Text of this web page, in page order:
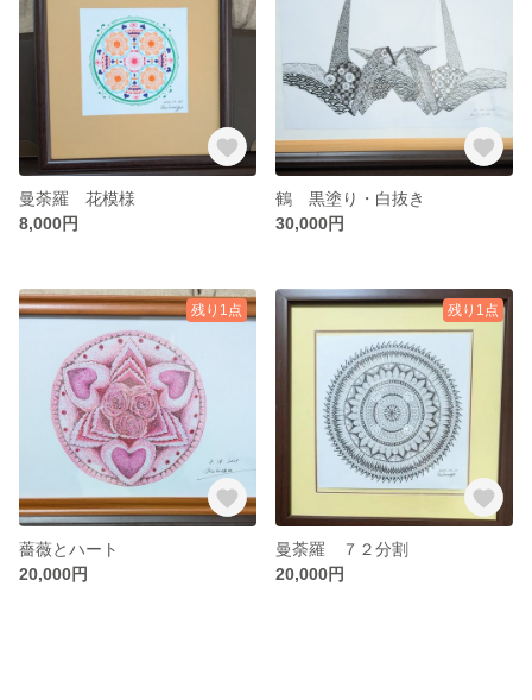
曼荼羅 花模様
8,000円
鶴 黒塗り・白抜き
30,000円
残り1点
薔薇とハート
20,000円
残り1点
曼荼羅 ７２分割
20,000円